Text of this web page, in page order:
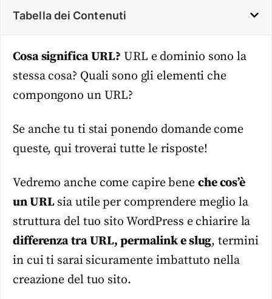
Tabella dei Contenuti
Cosa significa URL? URL e dominio sono la
stessa cosa? Quali sono gli elementi che
compongono un URL?
Se anche tu ti stai ponendo domande come
queste, qui troverai tutte le risposte!
Vedremo anche come capire bene che cos’è
un URLsia utile per comprendere meglio la
struttura del tuo sito WordPress e chiarire la
differenza tra URL, permalink e slug, termini
in cui ti sarai sicuramente imbattuto nella
creazione del tuo sito.